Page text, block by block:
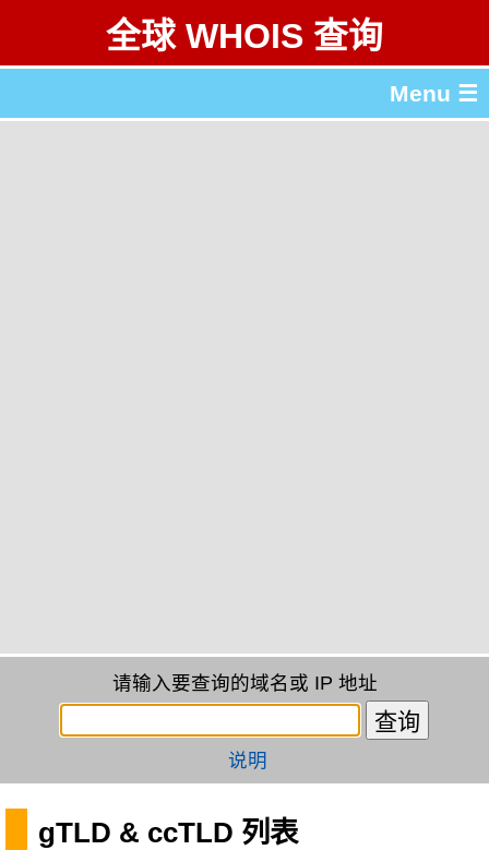
全球 WHOIS 查询
Menu ☰
请输入要查询的域名或 IP 地址
说明
gTLD & ccTLD 列表